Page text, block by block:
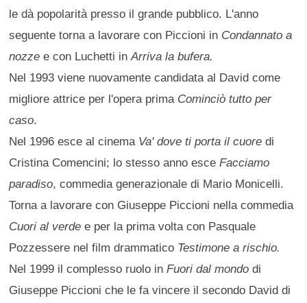
le dà popolarità presso il grande pubblico. L'anno
seguente torna a lavorare con Piccioni in Condannato a
nozze e con Luchetti inArriva la bufera.
Nel 1993 viene nuovamente candidata al David come
migliore attrice per l'opera prima Cominciò tutto per
caso.
Nel 1996 esce al cinema Va' dove ti porta il cuore di
Cristina Comencini; lo stesso anno esceFacciamo
paradiso, commedia generazionale di Mario Monicelli.
Torna a lavorare con Giuseppe Piccioni nella commedia
Cuori al verde e per la prima volta con Pasquale
Pozzessere nel film drammatico Testimone a rischio.
Nel 1999 il complesso ruolo inFuori dal mondo di
Giuseppe Piccioni che le fa vincere il secondo David di